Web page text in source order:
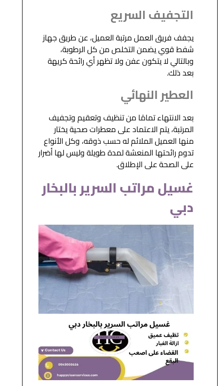
التجفيف السريع
يجفف فريق العمل مرتبة العميل، عن طريق جهاز
شفط قوي يضمن التخلص من كل الرطوبة،
وبالتالي لا يتكون عفن ولا تظهر أي رائحة كريهة
بعد ذلك.
العطير النهائي
بعد الانتهاء تمامًا من تنظيف وتعقيم وتجفيف
المرتبة، يتم الاعتماد على معطرات صحية يختار
منها العميل الملائم له حسب ذوقه، وكل الأنواع
تدوم رائحتها المنعشة لمدة طويلة وليس لها أضرار
على الصحة على الإطلاق.
غسيل مراتب السرير بالبخار
دبي